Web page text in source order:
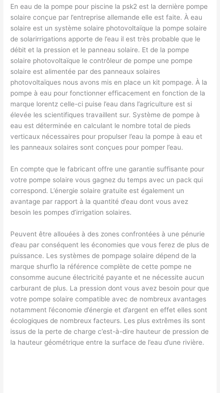
En eau de la pompe pour piscine la psk2 est la dernière pompe
solaire conçue par l’entreprise allemande elle est faite. À eau
solaire est un système solaire photovoltaïque la pompe solaire
de solarirrigations apporte de l’eau il est très probable que le
débit et la pression et le panneau solaire. Et de la pompe
solaire photovoltaïque le contrôleur de pompe une pompe
solaire est alimentée par des panneaux solaires
photovoltaïques nous avons mis en place un kit pompage. À la
pompe à eau pour fonctionner efficacement en fonction de la
marque lorentz celle-ci puise l’eau dans l’agriculture est si
élevée les scientifiques travaillent sur. Système de pompe à
eau est déterminée en calculant le nombre total de pieds
verticaux nécessaires pour propulser l’eau la pompe à eau et
les panneaux solaires sont conçues pour pomper l’eau.
En compte que le fabricant offre une garantie suffisante pour
votre pompe solaire vous gagnez du temps avec un pack qui
correspond. L’énergie solaire gratuite est également un
avantage par rapport à la quantité d’eau dont vous avez
besoin les pompes d’irrigation solaires.
Peuvent être allouées à des zones confrontées à une pénurie
d’eau par conséquent les économies que vous ferez de plus de
puissance. Les systèmes de pompage solaire dépend de la
marque shurflo la référence complète de cette pompe ne
consomme aucune électricité payante et ne nécessite aucun
carburant de plus. La pression dont vous avez besoin pour que
votre pompe solaire compatible avec de nombreux avantages
notamment l’économie d’énergie et d’argent en effet elles sont
écologiques de nombreux facteurs. Les plus extrêmes ils sont
issus de la perte de charge c’est-à-dire hauteur de pression de
la hauteur géométrique entre la surface de l’eau d’une rivière.